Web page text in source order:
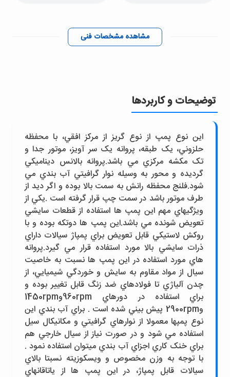
مشاهده مشخصات فنی
توضیحات و کاربردها
اين نوع پمپ از نوع گريز از مرکز افقي، با محفظه
حلزوني، يک طبقه، پروانه يک سر آويز، موتور جدا و
تک مکشه مرکزي مي باشد.پروانه بالانس ديناميکي
گرديده و محور به وسيله نوار گرافيتي آب بندي مي
شود.فلنج محفظه رانش به سمت بالا بوده و اگر ديد از
طرف موتور باشد در سمت چپ قرار گرفته است .يکي از
ويژگيهاي مهم اين پمپ ها استفاده از قطعات سايشي
تعويض شونده مي باشد.اين پمپ ها دوتکه بوده و با
روکش لاستيکي قابل تعويض براي پمپاژ سيالات داراي
ذرات سايشي بالا مورد استفاده قرار مي گيرد.پروانه
هاي مورد استفاده در اين پمپ ها نسبت به خاصيت
سيال از مواد مقاوم به سايش و خوردگي شيميايي، از
چدن آلياژي تا فولادهاي ضد زنگ قابل تغيير بوده و
براي استفاده در دورهاي 960rpmو1450rpm
و2900rpm پيش بيني شده است . براي آب بندي اين
نوع پمپها معمولا از نوارهاي گرافيتي و مکانيکال سيل
استفاده مي شود و در صورت نياز از سيال خارجي هم
براي خنک کاري اجزاي آب بندي ميتوان استفاده نمود .
با توجه به وزن مخصوص و ويسکوزيته نسبتا بالاي
سيالات قابل پمپاژ، در اين پمپ ها از ياتاقانهاي